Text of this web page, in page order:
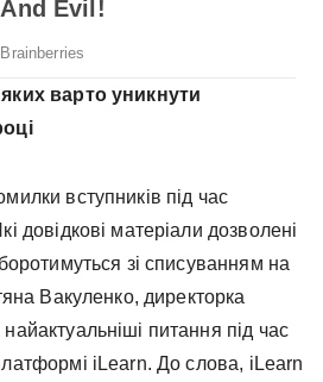
варто уникнути
вступників під час
довідкові матеріали дозволені
зі списуванням на
Вакуленко, директорка
питання під час
iLearn. До слова, iLearn